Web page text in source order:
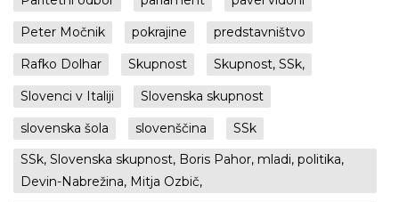
Peter Močnik
pokrajine
predstavništvo
Rafko Dolhar
Skupnost
Skupnost, SSk,
Slovenci v Italiji
Slovenska skupnost
slovenska šola
slovenščina
SSk
SSk, Slovenska skupnost, Boris Pahor, mladi, politika,
Devin-Nabrežina, Mitja Ozbič,